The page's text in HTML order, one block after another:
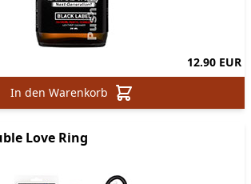
12.90 EUR
In den Warenkorb
Love Ring